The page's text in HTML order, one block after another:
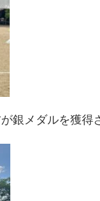
銀メダルを獲得